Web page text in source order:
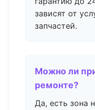
зависят от
запчастей.
Можно ли
ремонте?
Да, есть зона